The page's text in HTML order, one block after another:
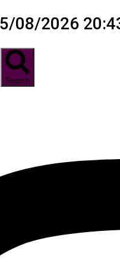
08/2026
Search